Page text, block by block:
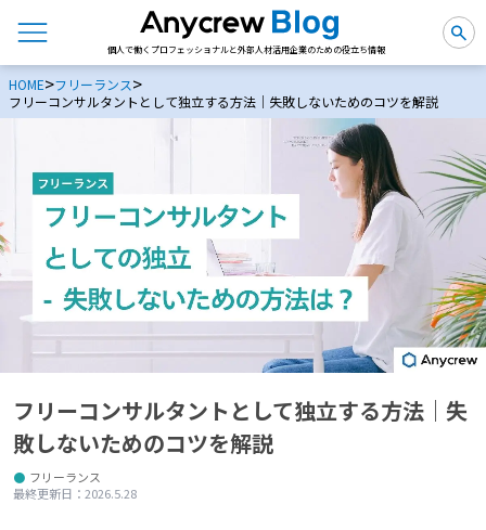
個人で働くプロフェッショナルと外部人材活用企業のための役立ち情報
HOME>フリーランス>
フリーコンサルタントとして独立する方法｜失敗しないためのコツを解説
フリーコンサルタントとして独立する方法｜失
敗しないためのコツを解説
フリーランス
最終更新日： 2026.5.28